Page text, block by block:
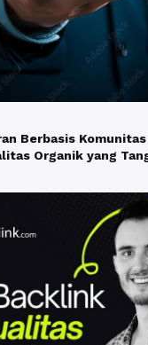
Berbasis
Organik yang